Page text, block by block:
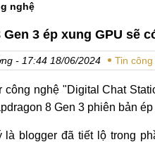
nghệ
3 ép xung GPU sẽ
- 17:44 18/06/2024 Tin
công nghệ "Digital Chat
8 Gen 3 phiên bản
là blogger đã tiết lộ trong